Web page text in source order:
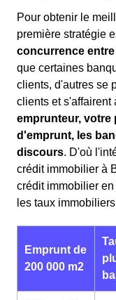
Pour obtenir le
première stratégie
concurrence
que certaines
clients, d'autres se
clients et s'affairent
emprunteur, votre
d'emprunt, les
discours. D'où
crédit immobilier à
crédit immobilier
les taux
Emprunt de
200 000 m2